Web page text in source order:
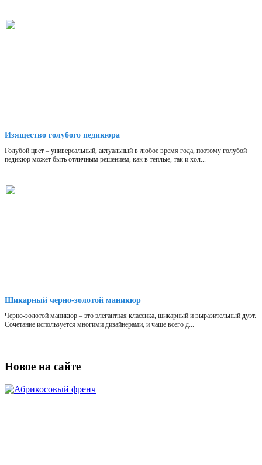
Изящество голубого педикюра
Голубой цвет – универсальный, актуальный в любое время года, поэтому голубой
педикюр может быть отличным решением, как в теплые, так и хол...
Шикарный черно-золотой маникюр
Черно-золотой маникюр – это элегантная классика, шикарный и выразительный дуэт.
Сочетание используется многими дизайнерами, и чаще всего д...
Новое на сайте